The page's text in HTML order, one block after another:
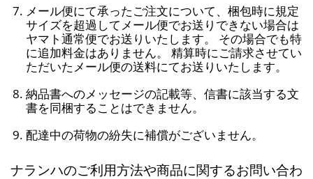
メール便にて承ったご注文について、梱包時に規定
サイズを超過してメール便でお送りできない場合は
ヤマト通常便でお送りいたします。 その場合でも特
に追加料金はありません。 精算時にご請求させてい
ただいたメール便の送料にてお送りいたします。
納品書へのメッセージの記載等、信書に該当する文
書を同梱することはできません。
配達中の荷物の紛失に補償がございません。
ナランハのご利用方法や商品に関するお問い合わ